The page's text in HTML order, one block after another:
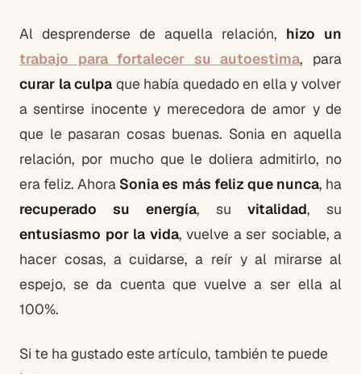
Al desprenderse de aquella relación, hizo un
trabajo para fortalecer su autoestima, para
curar la culpa que había quedado en ella y volver
a sentirse inocente y merecedora de amor y de
que le pasaran cosas buenas. Sonia en aquella
relación, por mucho que le doliera admitirlo, no
era feliz. Ahora Sonia es más feliz que nunca, ha
recuperado su energía, su vitalidad, su
entusiasmo por la vida, vuelve a ser sociable, a
hacer cosas, a cuidarse, a reír y al mirarse al
espejo, se da cuenta que vuelve a ser ella al
100%.
Si te ha gustado este artículo, también te puede